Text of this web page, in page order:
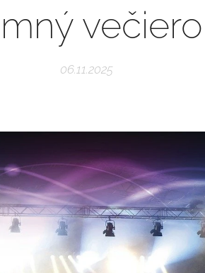
06.11.2025